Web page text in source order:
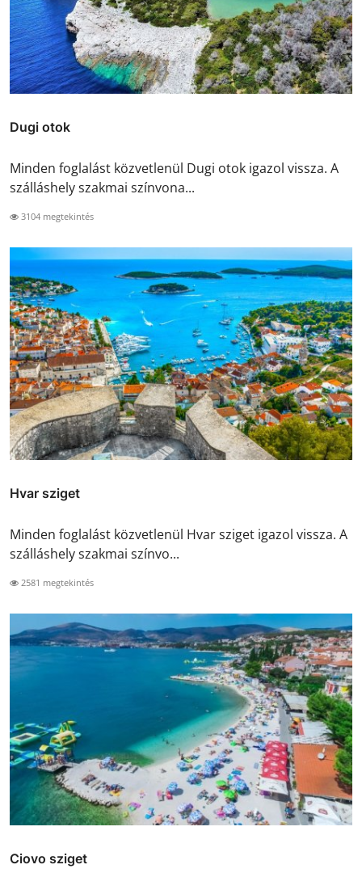
Dugi otok
Minden foglalást közvetlenül Dugi otok igazol vissza. A
szálláshely szakmai színvona...
3104 megtekintés
Hvar sziget
Minden foglalást közvetlenül Hvar sziget igazol vissza. A
szálláshely szakmai színvo...
2581 megtekintés
Ciovo sziget